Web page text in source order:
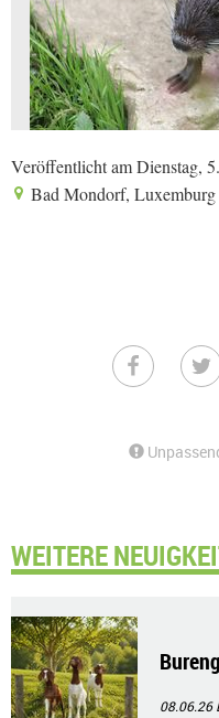
Veröffentlicht am Dienstag,
Bad Mondorf, Luxemburg
WEITERE
08.06.26